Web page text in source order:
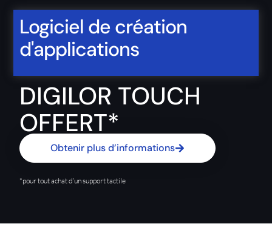
Logiciel de création
d'applications
DIGILOR TOUCH
OFFERT*
Obtenir plus d’informations
*pour tout achat d’un support tactile